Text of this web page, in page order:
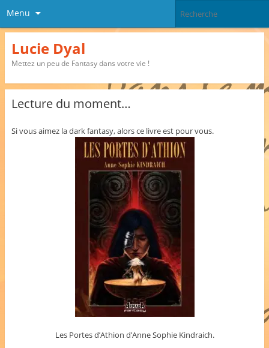
Menu
Lucie Dyal
Mettez un peu de Fantasy dans votre vie !
Lecture du moment…
Si vous aimez la dark fantasy, alors ce livre est pour vous.
Les Portes d’Athion d’Anne Sophie Kindraich.